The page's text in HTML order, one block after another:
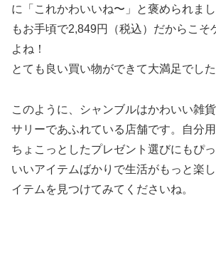
に「これかわいいね〜」と褒められま
もお手頃で2,849円（税込）だからこそ
よね！
とても良い買い物ができて大満足でした
このように、シャンブルはかわいい雑
サリーであふれている店舗です。自分
ちょこっとしたプレゼント選びにもぴ
いいアイテムばかりで生活がもっと楽
イテムを見つけてみてくださいね。